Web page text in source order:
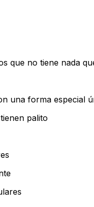
que no tiene nada
una forma especial
palito